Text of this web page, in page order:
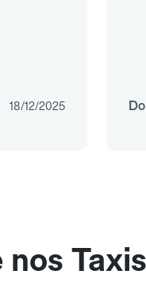
18/12/2025